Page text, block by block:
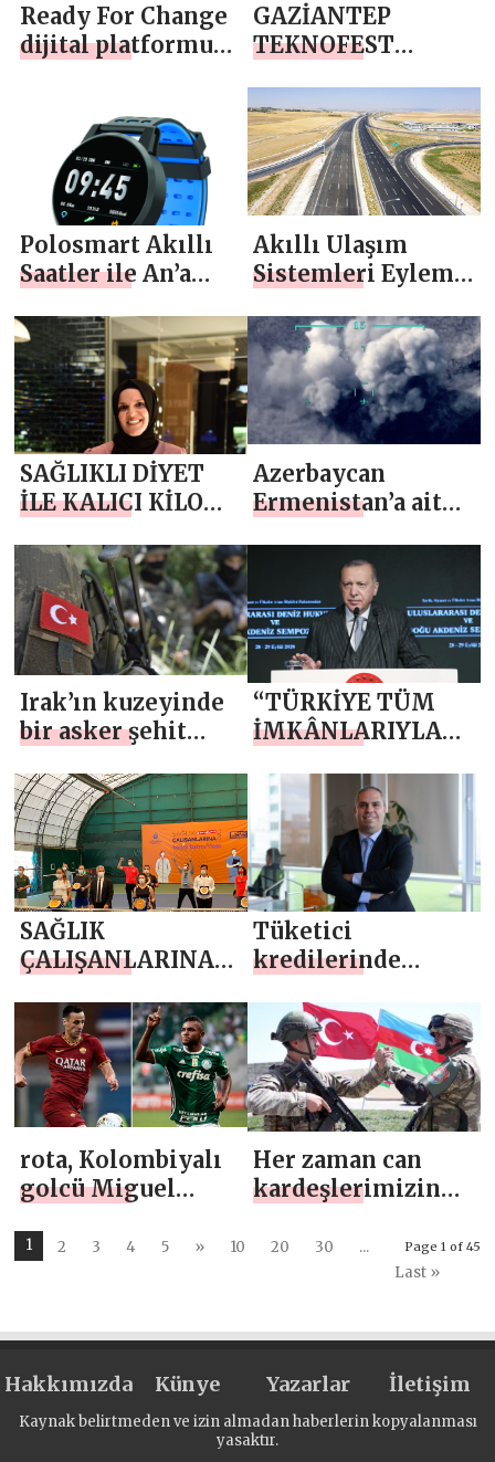
Ready For Change
dijital platformu
GAZİANTEP
TEKNOFEST
BİR ŞEHİR
Polosmart Akıllı
Saatler ile An’a
Akıllı Ulaşım
Sistemleri Eylem
SAĞLIKLI DİYET
İLE KALICI KİLO
FORMÜLÜ
Azerbaycan
Ermenistan’a ait
hedefi ateş altına
Irak’ın kuzeyinde
bir asker şehit
“TÜRKİYE TÜM
İMKÂNLARIYLA
YANINDA OLMAYI
SÜRDÜRECEK”
SAĞLIK
ÇALIŞANLARINA
Tüketici
kredilerinde
içinde %28,7
büyüme
gerçekleşti
rota, Kolombiyalı
golcü Miguel
Her zaman can
kardeşlerimizin
Page 1 of 45
1 2 3 4 5 » 10 20 30
...
Last »
Hakkımızda Künye Yazarlar İletişim
Kaynak belirtmeden ve izin almadan haberlerin kopyalanması
yasaktır.